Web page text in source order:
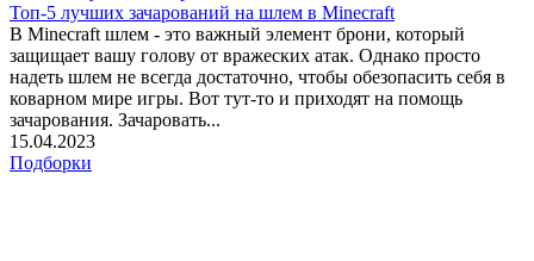
Топ-5 лучших зачарований на шлем в Minecraft
В Minecraft шлем - это важный элемент брони, который
защищает вашу голову от вражеских атак. Однако просто
надеть шлем не всегда достаточно, чтобы обезопасить себя в
коварном мире игры. Вот тут-то и приходят на помощь
зачарования. Зачаровать...
15.04.2023
Подборки